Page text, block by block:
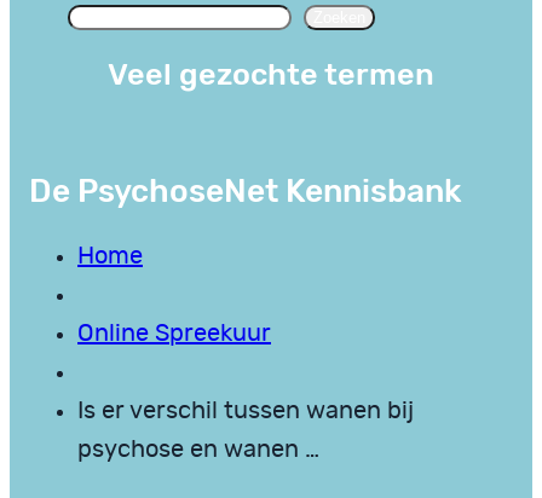
Veel gezochte termen
De PsychoseNet Kennisbank
Home
Online Spreekuur
Is er verschil tussen wanen bij
psychose en wanen …